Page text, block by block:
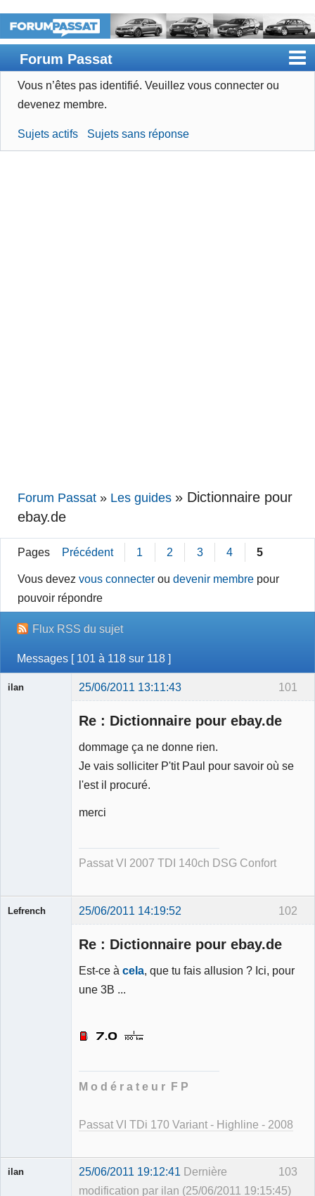
Forum Passat
Accueil
Devenir membre
Vous n’êtes pas identifié. Veuillez vous connecter ou
devenez membre.
Sujets actifs Sujets sans réponse
Forum Passat » Les guides » Dictionnaire pour
ebay.de
Pages Précédent 1 2 3 4 5
Vous devezvous connecter oudevenir membre pour
pouvoir répondre
Flux RSS du sujet
Messages [ 101 à 118 sur 118 ]
101
ilan 25/06/2011 13:11:43
Re : Dictionnaire pour ebay.de
dommage ça ne donne rien.
Je vais solliciter P'tit Paul pour savoir où se
l'est il procuré.
merci
Passat VI 2007 TDI 140ch DSG Confort
102
Lefrench 25/06/2011 14:19:52
Re : Dictionnaire pour ebay.de
Est-ce à cela, que tu fais allusion ? Ici, pour
une 3B ...
M o d é r a t e u r F P
Passat VI TDi 170 Variant - Highline - 2008
103
ilan 25/06/2011 19:12:41 Dernière
modification par ilan (25/06/2011 19:15:45)